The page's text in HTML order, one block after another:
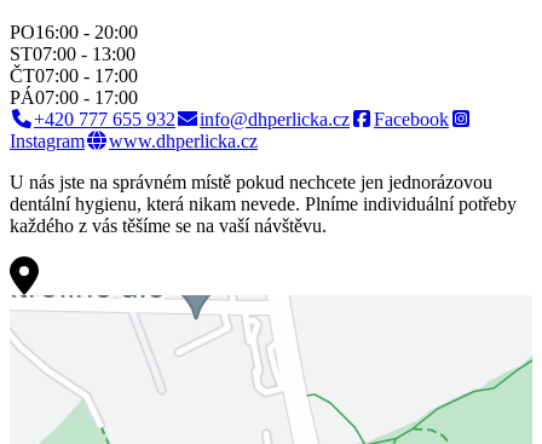
PO16:00 - 20:00
ST07:00 - 13:00
ČT07:00 - 17:00
PÁ07:00 - 17:00
+420 777 655 932
info@dhperlicka.cz
Facebook
Instagram
www.dhperlicka.cz
U nás jste na správném místě pokud nechcete jen jednorázovou
dentální hygienu, která nikam nevede. Plníme individuální potřeby
každého z vás těšíme se na vaší návštěvu.